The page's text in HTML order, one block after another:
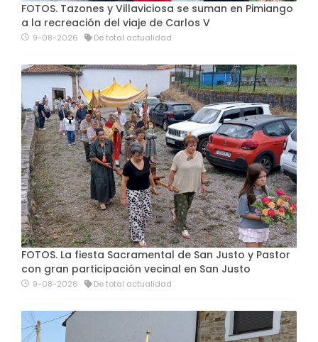
FOTOS. Tazones y Villaviciosa se suman en Pimiango
a la recreación del viaje de Carlos V
9-08-2026 De total actualidad
FOTOS. La fiesta Sacramental de San Justo y Pastor
con gran participación vecinal en San Justo
9-08-2026 De total actualidad